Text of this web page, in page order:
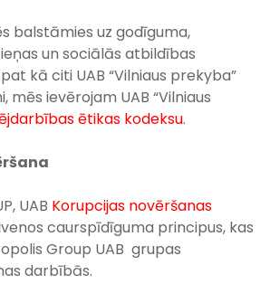
balstāmies uz godīguma,
un sociālās atbildības
kā citi UAB “Vilniaus prekyba”
mēs ievērojam UAB “Vilniaus
ētikas kodeksu.
UAB Korupcijas novēršanas
caurspīdīguma principus, kas
Group UAB grupas
darbībās.